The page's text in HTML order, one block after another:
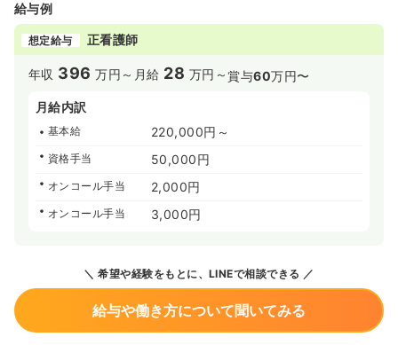
給与例
想定給与 正看護師
年収 396 万円～ 月給 28 万円～賞与60万円〜
月給内訳
基本給 220,000円～
資格手当 50,000円
オンコール手当 2,000円
オンコール手当 3,000円
希望や経験をもとに、LINEで相談できる
給与や働き方について聞いてみる